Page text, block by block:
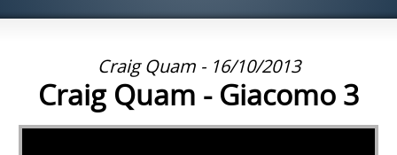
Craig Quam - 16/10/2013
Craig Quam - Giacomo 3